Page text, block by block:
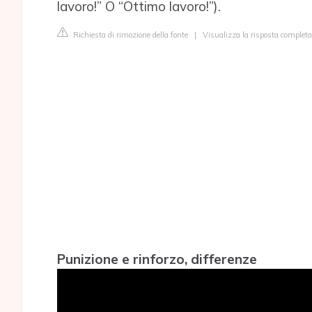
lavoro!” O “Ottimo lavoro!”).
Richiesta di rimozione della fonte | Visualizza la risposta
Punizione e rinforzo, differenze